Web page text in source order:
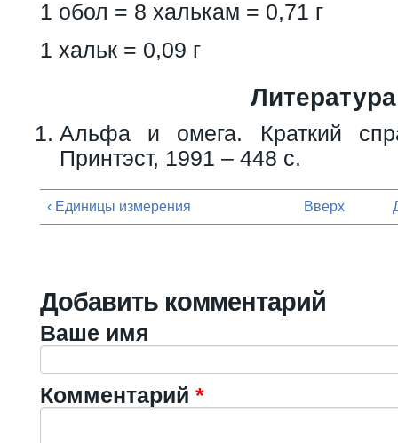
1 обол = 8 халькам = 0,71 г
1 хальк = 0,09 г
Литература
Альфа и омега. Краткий
Принтэст, 1991 – 448 с.
‹ Единицы измерения Вверх
Добавить комментарий
Ваше имя
Комментарий *